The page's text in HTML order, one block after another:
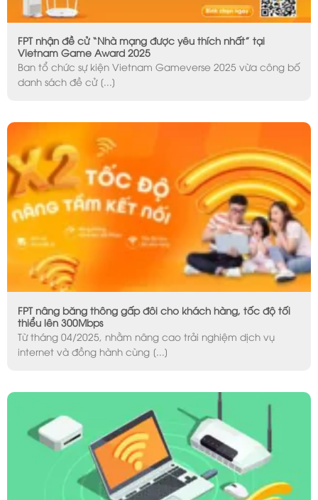
FPT nhận đề cử “Nhà mạng được yêu thích nhất” tại
Vietnam Game Award 2025
Ban tổ chức sự kiện Vietnam Gameverse 2025 vừa công bố
danh sách đề cử [...]
FPT nâng băng thông gấp đôi cho khách hàng, tốc độ tối
thiểu lên 300Mbps
Từ tháng 04/2025, nhằm nâng cao trải nghiệm dịch vụ
internet và đồng hành cùng [...]